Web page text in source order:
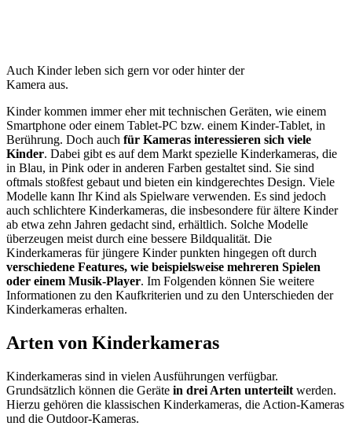
Auch Kinder leben sich gern vor oder hinter der
Kamera aus.
Kinder kommen immer eher mit technischen Geräten, wie einem
Smartphone oder einem Tablet-PC bzw. einem Kinder-Tablet, in
Berührung. Doch auch für Kameras interessieren sich viele
Kinder. Dabei gibt es auf dem Markt spezielle Kinderkameras, die
in Blau, in Pink oder in anderen Farben gestaltet sind. Sie sind
oftmals stoßfest gebaut und bieten ein kindgerechtes Design. Viele
Modelle kann Ihr Kind als Spielware verwenden. Es sind jedoch
auch schlichtere Kinderkameras, die insbesondere für ältere Kinder
ab etwa zehn Jahren gedacht sind, erhältlich. Solche Modelle
überzeugen meist durch eine bessere Bildqualität. Die
Kinderkameras für jüngere Kinder punkten hingegen oft durch
verschiedene Features, wie beispielsweise mehreren Spielen
oder einem Musik-Player. Im Folgenden können Sie weitere
Informationen zu den Kaufkriterien und zu den Unterschieden der
Kinderkameras erhalten.
Arten von Kinderkameras
Kinderkameras sind in vielen Ausführungen verfügbar.
Grundsätzlich können die Geräte in drei Arten unterteilt werden.
Hierzu gehören die klassischen Kinderkameras, die Action-Kameras
und die Outdoor-Kameras.